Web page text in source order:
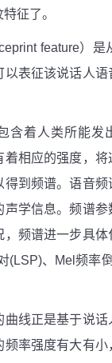
征了。
feature）是
以表征该说话人语
着人类所能发
着相应的强度，
得到频谱。语音频
声学信息。频谱参
，频谱进一步具体
(LSP)、 Mel频率
线正是基于说话
频率强度有大有小